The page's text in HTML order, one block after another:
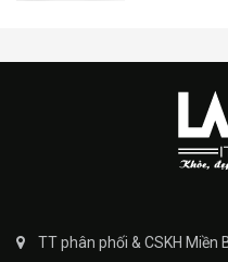
TT phân phối & CSKH Miền